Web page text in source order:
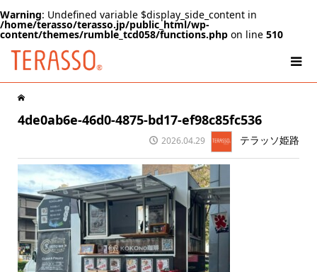
Warning: Undefined variable $display_side_content in
/home/terasso/terasso.jp/public_html/wp-
content/themes/rumble_tcd058/functions.php on line 510
4de0ab6e-46d0-4875-bd17-ef98c85fc536
2026.04.29 テラッソ姫路